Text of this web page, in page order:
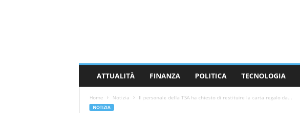
ATTUALITÀ FINANZA POLITICA TECNOLOGIA
Home Notizia Il personale della TSA ha chiesto di restituire la carta regalo da...
NOTIZIA